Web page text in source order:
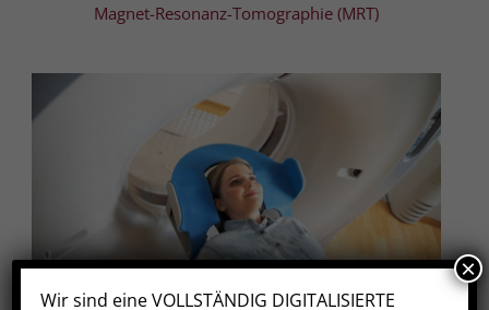
Magnet-Resonanz-Tomographie (MRT)
Wir sind eine VOLLSTÄNDIG DIGITALISIERTE
×